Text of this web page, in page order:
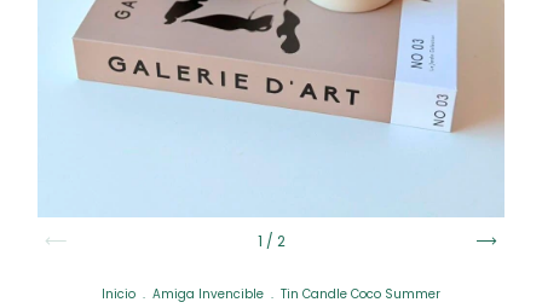
1 / 2
Inicio . Amiga Invencible . Tin Candle Coco Summer